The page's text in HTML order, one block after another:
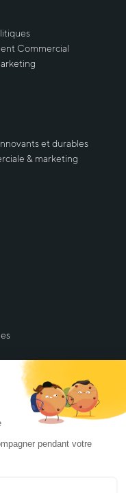
Commercial
et durables
& marketing
sociaux